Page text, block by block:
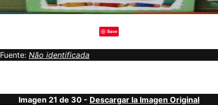
Save
Fuente: Não identificada
Imagen 21 de 30 - Descargar la Imagen Original